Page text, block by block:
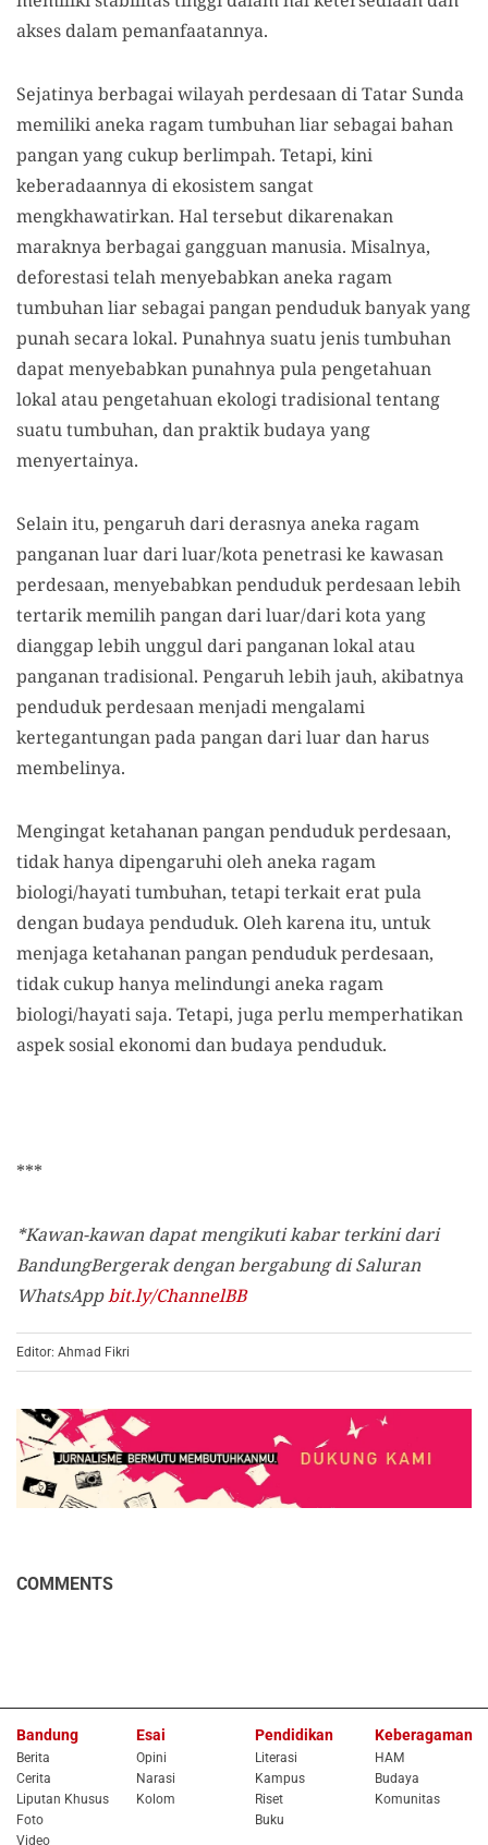
akses dalam pemanfaatannya.
Sejatinya berbagai wilayah perdesaan di Tatar Sunda
memiliki aneka ragam tumbuhan liar sebagai bahan
pangan yang cukup berlimpah. Tetapi, kini
keberadaannya di ekosistem sangat
mengkhawatirkan. Hal tersebut dikarenakan
maraknya berbagai gangguan manusia. Misalnya,
deforestasi telah menyebabkan aneka ragam
tumbuhan liar sebagai pangan penduduk banyak yang
punah secara lokal. Punahnya suatu jenis tumbuhan
dapat menyebabkan punahnya pula pengetahuan
lokal atau pengetahuan ekologi tradisional tentang
suatu tumbuhan, dan praktik budaya yang
menyertainya.
Selain itu, pengaruh dari derasnya aneka ragam
panganan luar dari luar/kota penetrasi ke kawasan
perdesaan, menyebabkan penduduk perdesaan lebih
tertarik memilih pangan dari luar/dari kota yang
dianggap lebih unggul dari panganan lokal atau
panganan tradisional. Pengaruh lebih jauh, akibatnya
penduduk perdesaan menjadi mengalami
kertegantungan pada pangan dari luar dan harus
membelinya.
Mengingat ketahanan pangan penduduk perdesaan,
tidak hanya dipengaruhi oleh aneka ragam
biologi/hayati tumbuhan, tetapi terkait erat pula
dengan budaya penduduk. Oleh karena itu, untuk
menjaga ketahanan pangan penduduk perdesaan,
tidak cukup hanya melindungi aneka ragam
biologi/hayati saja. Tetapi, juga perlu memperhatikan
aspek sosial ekonomi dan budaya penduduk.
***
*Kawan-kawan dapat mengikuti kabar terkini dari
BandungBergerak dengan bergabung di Saluran
WhatsAppbit.ly/ChannelBB
Editor: Ahmad Fikri
COMMENTS
Bandung
Berita
Cerita
Liputan Khusus
Foto
Video
Esai
Opini
Narasi
Kolom
Pendidikan
Literasi
Kampus
Riset
Buku
Keberagaman
HAM
Budaya
Komunitas